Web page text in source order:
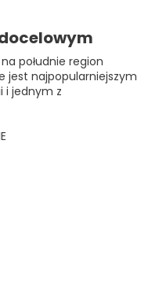
południe region
jest najpopularniejszym
i jednym z